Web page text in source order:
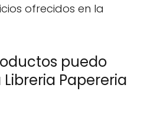
ofrecidos en la
puedo
Papereria